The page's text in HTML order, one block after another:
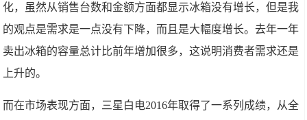
化，虽然从销售台数和金额方面都显示冰箱没有增长，但是我
的观点是需求是一点没有下降，而且是大幅度增长。去年一年
卖出冰箱的容量总计比前年增加很多，这说明消费者需求还是
上升的。
而在市场表现方面，三星白电2016年取得了一系列成绩，从全